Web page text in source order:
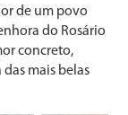
de um povo
do Rosário
concreto,
mais belas